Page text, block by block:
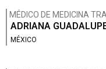
MÉDICO DE MEDICINA
ADRIANA
MÉXICO